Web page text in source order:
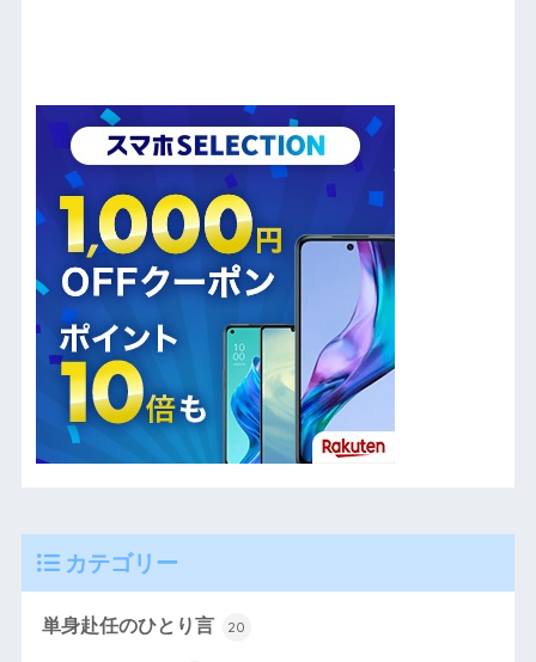
カテゴリー
単身赴任のひとり言 20